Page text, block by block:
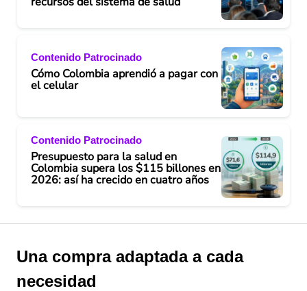
Contenido Patrocinado
Cómo Colombia aprendió a pagar con
el celular
Contenido Patrocinado
Presupuesto para la salud en
Colombia supera los $115 billones en
2026: así ha crecido en cuatro años
Una compra adaptada a cada
necesidad